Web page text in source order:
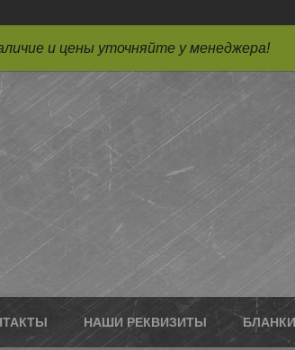
и цены уточняйте у менеджера!
НАШИ РЕКВИЗИТЫ БЛАНКИ